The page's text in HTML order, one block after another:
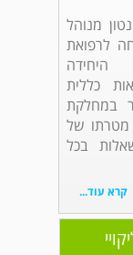
מנוהל
לרפואת
היחידה
כללית
במחלקת
מטרתו של
בכל
קרא עוד...